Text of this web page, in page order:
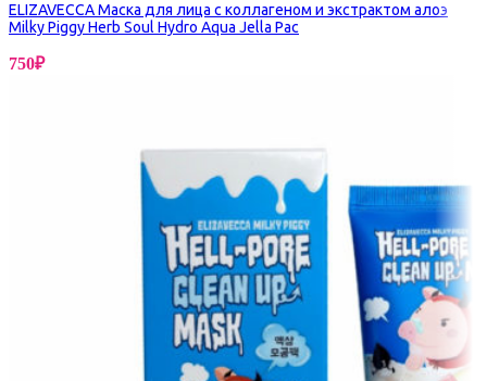
ELIZAVECCA Маска для лица с коллагеном и экстрактом алоэ
Milky Piggy Herb Soul Hydro Aqua Jella Pac
750₽